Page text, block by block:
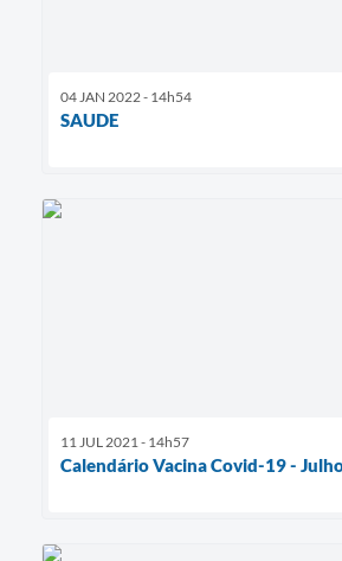
04 JAN 2022 - 14h54
SAUDE
11 JUL 2021 - 14h57
Calendário Vacina Covid-19 -